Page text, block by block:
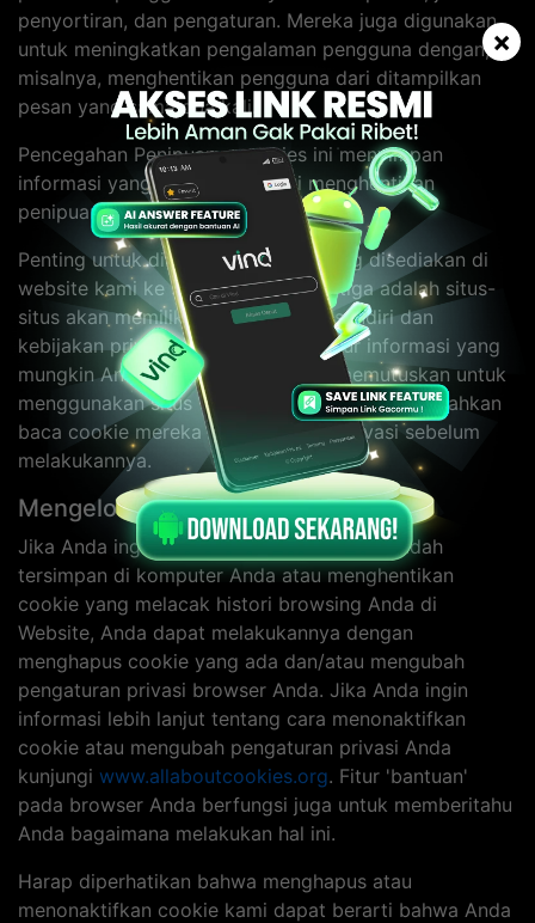
×
penyortiran, dan pengaturan. Mereka juga digunakan
untuk meningkatkan pengalaman pengguna dengan,
misalnya, menghentikan pengguna dari ditampilkan
pesan yang sama dua kali.
Pencegahan Penipuan - cookies ini menyimpan
informasi yang membantu kami menghentikan
penipuan di Website kami.
Penting untuk diingat bahwa link yang disediakan di
website kami ke situs web pihak ketiga adalah situs-
situs akan memiliki cookie mereka sendiri dan
kebijakan privasi yang akan mengatur informasi yang
mungkin Anda kirimkan. Jika Anda memutuskan untuk
menggunakan situs web pihak ketiga terkait, silahkan
baca cookie mereka dan kebijakan privasi sebelum
melakukannya.
Mengelola Cookie
Jika Anda ingin menghapus cookie yang sudah
tersimpan di komputer Anda atau menghentikan
cookie yang melacak histori browsing Anda di
Website, Anda dapat melakukannya dengan
menghapus cookie yang ada dan/atau mengubah
pengaturan privasi browser Anda. Jika Anda ingin
informasi lebih lanjut tentang cara menonaktifkan
cookie atau mengubah pengaturan privasi Anda
kunjungi www.allaboutcookies.org. Fitur 'bantuan'
pada browser Anda berfungsi juga untuk memberitahu
Anda bagaimana melakukan hal ini.
Harap diperhatikan bahwa menghapus atau
menonaktifkan cookie kami dapat berarti bahwa Anda